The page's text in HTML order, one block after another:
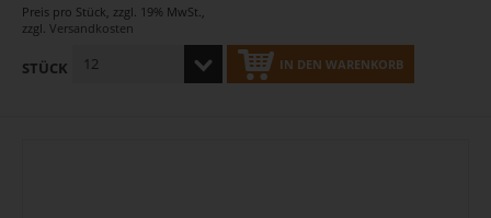
Preis pro Stück zzgl. 19% MwSt.
zzgl. Versandkosten
STÜCK IN DEN WARENKORB